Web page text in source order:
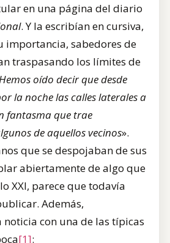
en una página del diario
. Y la escribían en cursiva,
importancia, sabedores de
traspasando los límites de
oído decir que desde
la noche las calles laterales a
fantasma que trae
de aquellos vecinos».
que se despojaban de sus
abiertamente de algo que
XXI, parece que todavía
Además,
con una de las típicas
[1]: